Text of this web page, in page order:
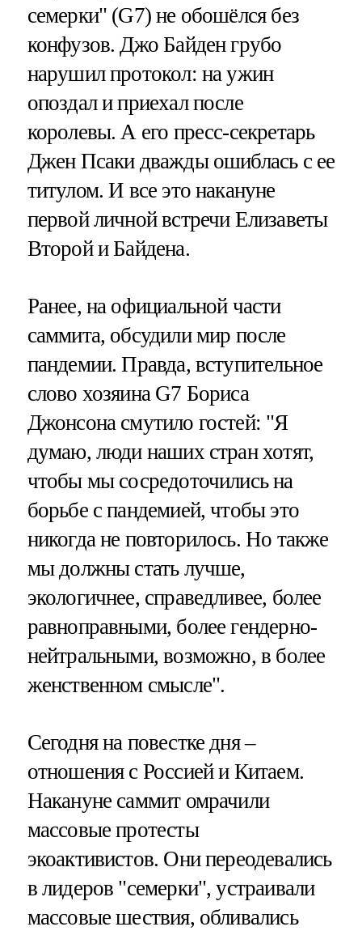
семерки" (G7) не обошёлся без
конфузов. Джо Байден грубо
нарушил протокол: на ужин
опоздал и приехал после
королевы. А его пресс-секретарь
Джен Псаки дважды ошиблась с ее
титулом. И все это накануне
первой личной встречи Елизаветы
Второй и Байдена.
Ранее, на официальной части
саммита, обсудили мир после
пандемии. Правда, вступительное
слово хозяина G7 Бориса
Джонсона смутило гостей: "Я
думаю, люди наших стран хотят,
чтобы мы сосредоточились на
борьбе с пандемией, чтобы это
никогда не повторилось. Но также
мы должны стать лучше,
экологичнее, справедливее, более
равноправными, более гендерно-
нейтральными, возможно, в более
женственном смысле".
Сегодня на повестке дня –
отношения с Россией и Китаем.
Накануне саммит омрачили
массовые протесты
экоактивистов. Они переодевались
в лидеров "семерки", устраивали
массовые шествия, обливались